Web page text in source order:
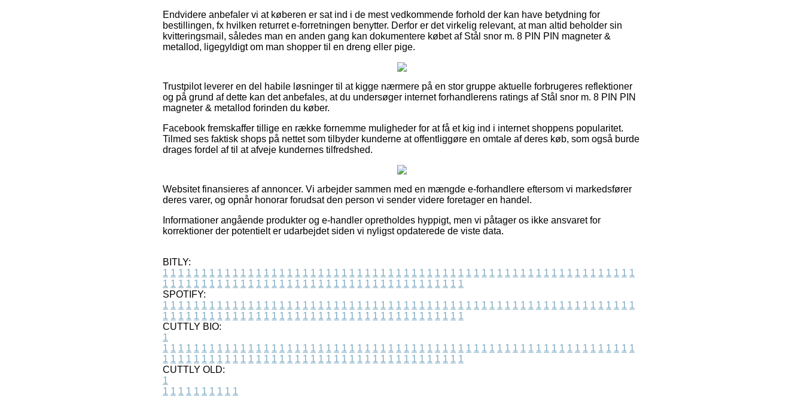
Endvidere anbefaler vi at køberen er sat ind i de mest vedkommende forhold der kan have betydning for
bestillingen, fx hvilken returret e-forretningen benytter. Derfor er det virkelig relevant, at man altid beholder sin
kvitteringsmail, således man en anden gang kan dokumentere købet af Stål snor m. 8 PIN PIN magneter &
metallod, ligegyldigt om man shopper til en dreng eller pige.
Trustpilot leverer en del habile løsninger til at kigge nærmere på en stor gruppe aktuelle forbrugeres reflektioner
og på grund af dette kan det anbefales, at du undersøger internet forhandlerens ratings af Stål snor m. 8 PIN PIN
magneter & metallod forinden du køber.
Facebook fremskaffer tillige en række fornemme muligheder for at få et kig ind i internet shoppens popularitet.
Tilmed ses faktisk shops på nettet som tilbyder kunderne at offentliggøre en omtale af deres køb, som også burde
drages fordel af til at afveje kundernes tilfredshed.
Websitet finansieres af annoncer. Vi arbejder sammen med en mængde e-forhandlere eftersom vi markedsfører
deres varer, og opnår honorar forudsat den person vi sender videre foretager en handel.
Informationer angående produkter og e-handler opretholdes hyppigt, men vi påtager os ikke ansvaret for
korrektioner der potentielt er udarbejdet siden vi nyligst opdaterede de viste data.
BITLY:
1 1 1 1 1 1 1 1 1 1 1 1 1 1 1 1 1 1 1 1 1 1 1 1 1 1 1 1 1 1 1 1 1 1 1 1 1 1 1 1 1 1 1 1 1 1 1 1 1 1 1 1 1 1 1 1 1 1 1 1 1
1 1 1 1 1 1 1 1 1 1 1 1 1 1 1 1 1 1 1 1 1 1 1 1 1 1 1 1 1 1 1 1 1 1 1 1 1 1 1
SPOTIFY:
1 1 1 1 1 1 1 1 1 1 1 1 1 1 1 1 1 1 1 1 1 1 1 1 1 1 1 1 1 1 1 1 1 1 1 1 1 1 1 1 1 1 1 1 1 1 1 1 1 1 1 1 1 1 1 1 1 1 1 1 1
1 1 1 1 1 1 1 1 1 1 1 1 1 1 1 1 1 1 1 1 1 1 1 1 1 1 1 1 1 1 1 1 1 1 1 1 1 1 1
CUTTLY BIO:
1
1 1 1 1 1 1 1 1 1 1 1 1 1 1 1 1 1 1 1 1 1 1 1 1 1 1 1 1 1 1 1 1 1 1 1 1 1 1 1 1 1 1 1 1 1 1 1 1 1 1 1 1 1 1 1 1 1 1 1 1 1
1 1 1 1 1 1 1 1 1 1 1 1 1 1 1 1 1 1 1 1 1 1 1 1 1 1 1 1 1 1 1 1 1 1 1 1 1 1 1
CUTTLY OLD:
1
1 1 1 1 1 1 1 1 1 1